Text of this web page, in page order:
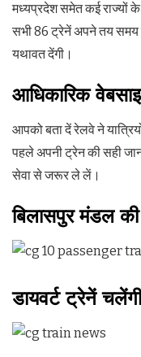
मध्यप्रदेश समेत कई राज्यों के
सभी 86 ट्रेनें अपने तय समय
यथावत देंगी।
आधिकारिक
आपको बता दें रेलवे ने
पहले अपनी ट्रेन की सही
सेवा से जरूर ले लें।
बिलासपुर मंडल
डायवर्ट ट्रेनें